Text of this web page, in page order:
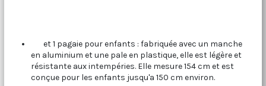
et 1 pagaie pour enfants : fabriquée avec un manche
en aluminium et une pale en plastique, elle est légère et
résistante aux intempéries. Elle mesure 154 cm et est
conçue pour les enfants jusqu'a 150 cm environ.